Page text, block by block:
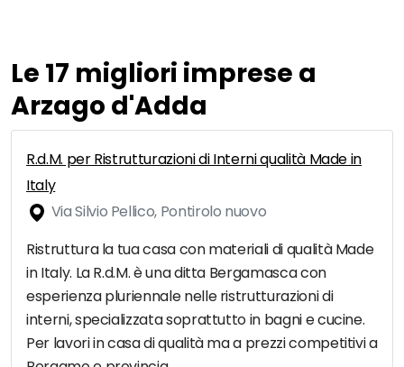
Le 17 migliori imprese a
Arzago d'Adda
R.d.M. per Ristrutturazioni di Interni qualità Made in
Italy
Via Silvio Pellico, Pontirolo nuovo
Ristruttura la tua casa con materiali di qualità Made
in Italy. La R.d.M. è una ditta Bergamasca con
esperienza pluriennale nelle ristrutturazioni di
interni, specializzata soprattutto in bagni e cucine.
Per lavori in casa di qualità ma a prezzi competitivi a